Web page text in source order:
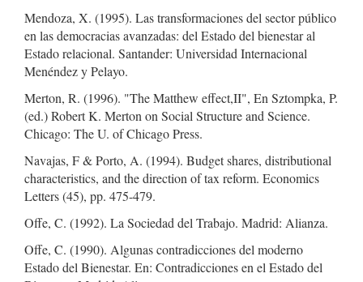
Mendoza, X. (1995). Las transformaciones del sector público
en las democracias avanzadas: del Estado del bienestar al
Estado relacional. Santander: Universidad Internacional
Menéndez y Pelayo.
Merton, R. (1996). "The Matthew effect,II", En Sztompka, P.
(ed.) Robert K. Merton on Social Structure and Science.
Chicago: The U. of Chicago Press.
Navajas, F & Porto, A. (1994). Budget shares, distributional
characteristics, and the direction of tax reform. Economics
Letters (45), pp. 475-479.
Offe, C. (1992). La Sociedad del Trabajo. Madrid: Alianza.
Offe, C. (1990). Algunas contradicciones del moderno
Estado del Bienestar. En: Contradicciones en el Estado del